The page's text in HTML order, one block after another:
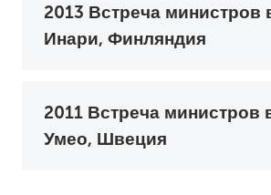
2013 Встреча министров
Инари, Финляндия
2011 Встреча министров
Умео, Швеция